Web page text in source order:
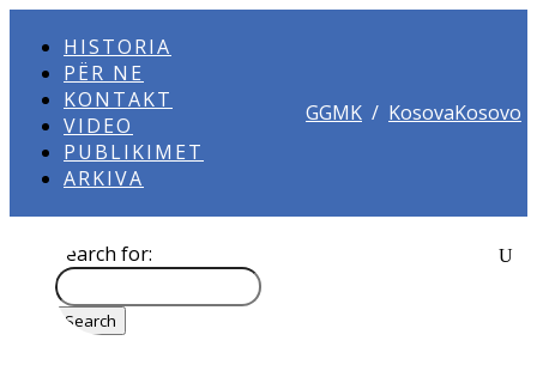
HISTORIA
PËR NE
KONTAKT
VIDEO
PUBLIKIMET
ARKIVA
GGMK / KosovaKosovo
Search for: